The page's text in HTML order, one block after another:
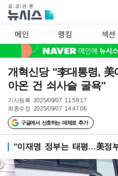
메인 랭킹 섹션
개혁신당 "李대통령,
아온 건 쇠사슬 굴욕"
기사등록 2025/09/07 11:59:17
최종수정 2025/09/07 14:47:06
구글에서 선호하는 매체로 추가
"이재명 정부는 태평…美정